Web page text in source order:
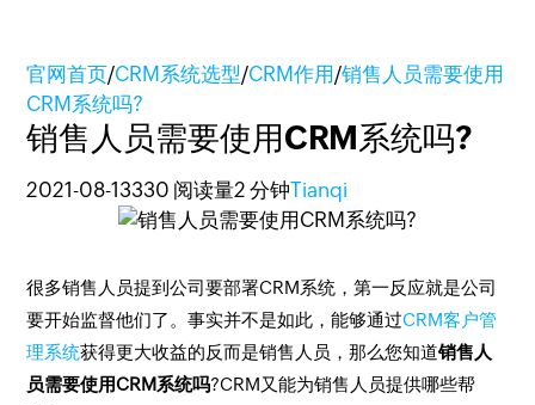
官网首页/CRM系统选型/CRM作用/销售人员需要使用
CRM系统吗?
销售人员需要使用CRM系统吗?
2021-08-13330 阅读量2 分钟Tianqi
很多销售人员提到公司要部署CRM系统，第一反应就是公司
要开始监督他们了。事实并不是如此，能够通过CRM客户管
理系统获得更大收益的反而是销售人员，那么您知道销售人
员需要使用CRM系统吗?CRM又能为销售人员提供哪些帮